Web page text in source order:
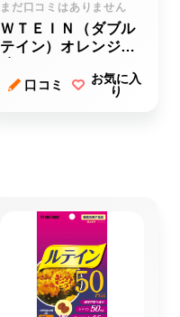
まだ口コミはありません
ＷＴＥＩＮ（ダブル
テイン）オレンジ風
口コミ
お気に入
り